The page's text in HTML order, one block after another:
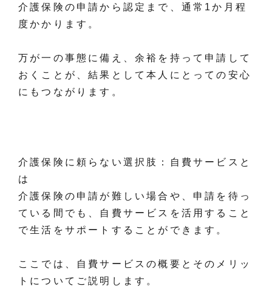
介護保険の申請から認定まで、通常1か月程
度かかります。
万が一の事態に備え、余裕を持って申請して
おくことが、結果として本人にとっての安心
にもつながります。
介護保険に頼らない選択肢：自費サービスと
は
介護保険の申請が難しい場合や、申請を待っ
ている間でも、自費サービスを活用すること
で生活をサポートすることができます。
ここでは、自費サービスの概要とそのメリッ
トについてご説明します。